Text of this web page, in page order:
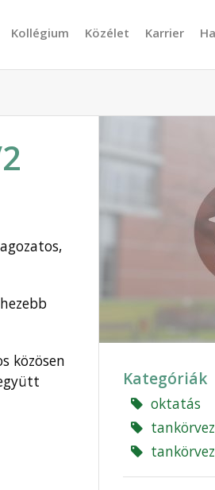
Kollégium Közélet Karrier
közösen
Kategóriák
oktatás